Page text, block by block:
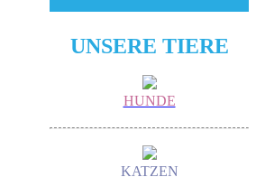
UNSERE TIERE
HUNDE
KATZEN